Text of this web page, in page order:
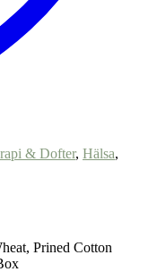
& Dofter, Hälsa,
Prined Cotton